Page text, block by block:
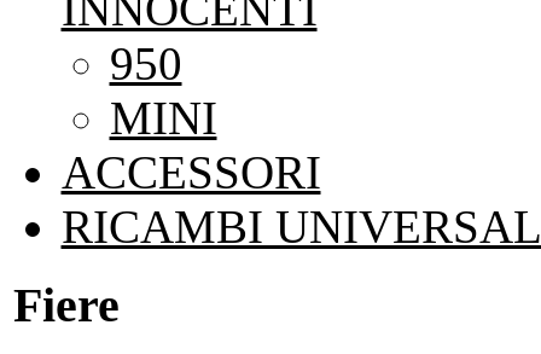
950
MINI
ACCESSORI
RICAMBI
Fiere